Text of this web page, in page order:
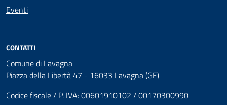
Eventi
CONTATTI
Comune di Lavagna
Piazza della Libertà 47 - 16033 Lavagna (GE)
Codice fiscale / P. IVA: 00601910102 / 00170300990